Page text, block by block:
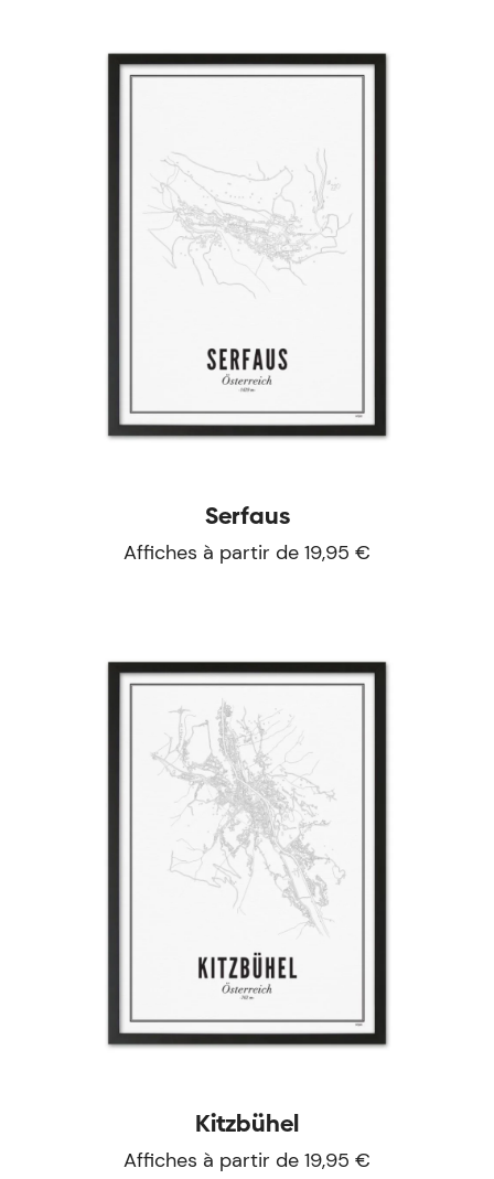
Serfaus
Affiches à partir de 19,95 €
Kitzbühel
Affiches à partir de 19,95 €